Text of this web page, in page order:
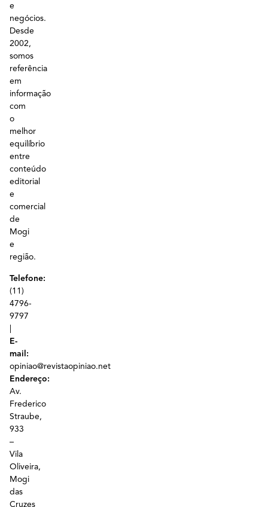
e
negócios.
Desde
2002,
somos
referência
em
informação
com
o
melhor
equilíbrio
entre
conteúdo
editorial
e
comercial
de
Mogi
e
região.
Telefone:
(11)
4796-
9797
E-
mail:
opiniao@revistaopiniao.net
Endereço:
Av.
Frederico
Straube,
933
–
Vila
Oliveira,
Mogi
das
Cruzes